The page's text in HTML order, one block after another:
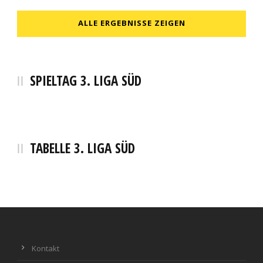
ALLE ERGEBNISSE ZEIGEN
SPIELTAG 3. LIGA SÜD
TABELLE 3. LIGA SÜD
Kontakt